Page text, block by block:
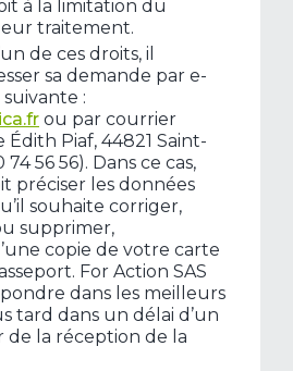
à la limitation du
traitement.
de ces droits, il
sa demande par e-
suivante :
ou par courrier
Édith Piaf, 44821 Saint-
56 56). Dans ce cas,
préciser les données
souhaite corriger,
supprimer,
copie de votre carte
For Action SAS
dans les meilleurs
tard dans un délai d’un
de la réception de la